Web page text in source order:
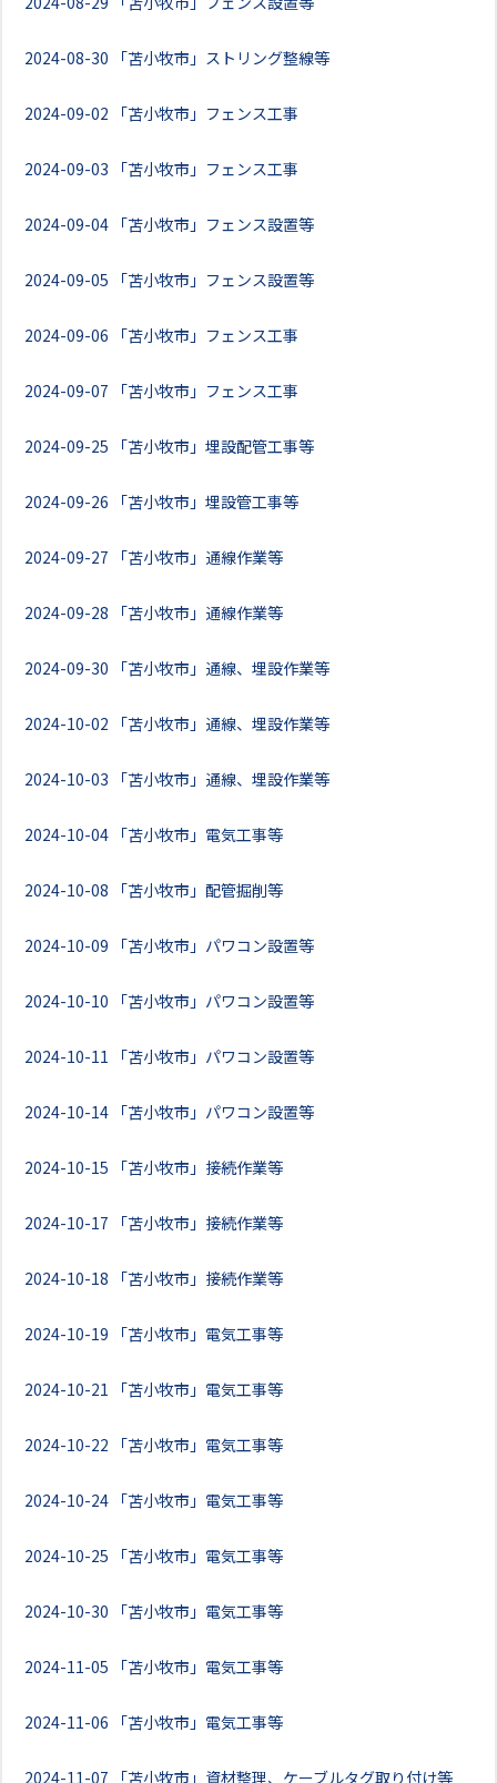
2024-08-30 「苫小牧市」ストリング整線等
2024-09-02 「苫小牧市」フェンス工事
2024-09-03 「苫小牧市」フェンス工事
2024-09-04 「苫小牧市」フェンス設置等
2024-09-05 「苫小牧市」フェンス設置等
2024-09-06 「苫小牧市」フェンス工事
2024-09-07 「苫小牧市」フェンス工事
2024-09-25 「苫小牧市」埋設配管工事等
2024-09-26 「苫小牧市」埋設管工事等
2024-09-27 「苫小牧市」通線作業等
2024-09-28 「苫小牧市」通線作業等
2024-09-30 「苫小牧市」通線、埋設作業等
2024-10-02 「苫小牧市」通線、埋設作業等
2024-10-03 「苫小牧市」通線、埋設作業等
2024-10-04 「苫小牧市」電気工事等
2024-10-08 「苫小牧市」配管掘削等
2024-10-09 「苫小牧市」パワコン設置等
2024-10-10 「苫小牧市」パワコン設置等
2024-10-11 「苫小牧市」パワコン設置等
2024-10-14 「苫小牧市」パワコン設置等
2024-10-15 「苫小牧市」接続作業等
2024-10-17 「苫小牧市」接続作業等
2024-10-18 「苫小牧市」接続作業等
2024-10-19 「苫小牧市」電気工事等
2024-10-21 「苫小牧市」電気工事等
2024-10-22 「苫小牧市」電気工事等
2024-10-24 「苫小牧市」電気工事等
2024-10-25 「苫小牧市」電気工事等
2024-10-30 「苫小牧市」電気工事等
2024-11-05 「苫小牧市」電気工事等
2024-11-06 「苫小牧市」電気工事等
2024-11-07 「苫小牧市」資材整理、ケーブルタグ取り付け等